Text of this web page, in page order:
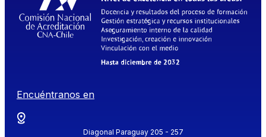
Encuéntranos en
Diagonal Paraguay 205 - 257